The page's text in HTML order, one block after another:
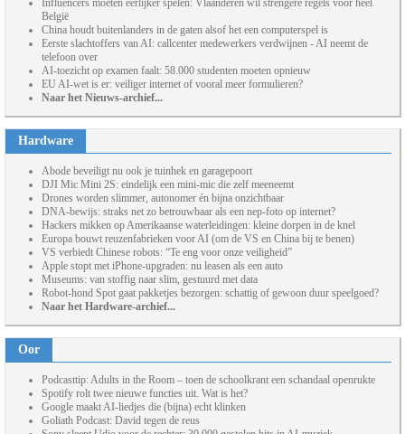
Influencers moeten eerlijker spelen: Vlaanderen wil strengere regels voor heel
België
China houdt buitenlanders in de gaten alsof het een computerspel is
Eerste slachtoffers van AI: callcenter medewerkers verdwijnen - AI neemt de
telefoon over
AI-toezicht op examen faalt: 58.000 studenten moeten opnieuw
EU AI-wet is er: veiliger internet of vooral meer formulieren?
Naar het Nieuws-archief...
Hardware
Abode beveiligt nu ook je tuinhek en garagepoort
DJI Mic Mini 2S: eindelijk een mini-mic die zelf meeneemt
Drones worden slimmer, autonomer én bijna onzichtbaar
DNA-bewijs: straks net zo betrouwbaar als een nep-foto op internet?
Hackers mikken op Amerikaanse waterleidingen: kleine dorpen in de knel
Europa bouwt reuzenfabrieken voor AI (om de VS en China bij te benen)
VS verbiedt Chinese robots: “Te eng voor onze veiligheid”
Apple stopt met iPhone-upgraden: nu leasen als een auto
Museums: van stoffig naar slim, gestuurd met data
Robot-hond Spot gaat pakketjes bezorgen: schattig of gewoon duur speelgoed?
Naar het Hardware-archief...
Oor
Podcasttip: Adults in the Room – toen de schoolkrant een schandaal openrukte
Spotify rolt twee nieuwe functies uit. Wat is het?
Google maakt AI-liedjes die (bijna) echt klinken
Goliath Podcast: David tegen de reus